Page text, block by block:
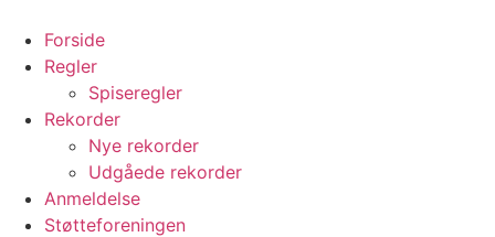
indhold
Forside
Regler
Spiseregler
Rekorder
Nye rekorder
Udgåede rekorder
Anmeldelse
Støtteforeningen